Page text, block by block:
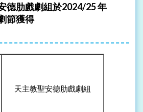
德肋戲劇組於2024/25 年
節獲得
天主教聖安德肋戲劇組